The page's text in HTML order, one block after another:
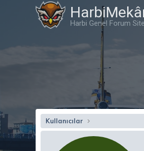
Harbi Genel Forum
Kullanıcılar